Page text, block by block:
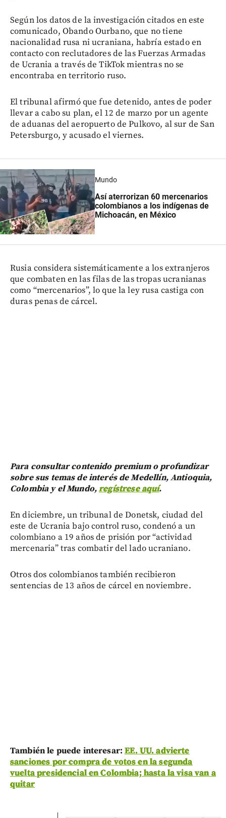
Según los datos de la investigación citados en este
comunicado, Obando Ourbano, que no tiene
nacionalidad rusa ni ucraniana, habría estado en
contacto con reclutadores de las Fuerzas Armadas
de Ucrania a través de TikTok mientras no se
encontraba en territorio ruso.
El tribunal afirmó que fue detenido, antes de poder
llevar a cabo su plan, el 12 de marzo por un agente
de aduanas del aeropuerto de Pulkovo, al sur de San
Petersburgo, y acusado el viernes.
Mundo
Así aterrorizan 60 mercenarios
colombianos a los indígenas de
Michoacán, en México
Rusia considera sistemáticamente a los extranjeros
que combaten en las filas de las tropas ucranianas
como “mercenarios”, lo que la ley rusa castiga con
duras penas de cárcel.
Para consultar contenido premium o profundizar
sobre sus temas de interés de Medellín, Antioquia,
Colombia y el Mundo,regístrese aquí.
En diciembre, un tribunal de Donetsk, ciudad del
este de Ucrania bajo control ruso, condenó a un
colombiano a 19 años de prisión por “actividad
mercenaria” tras combatir del lado ucraniano.
Otros dos colombianos también recibieron
sentencias de 13 años de cárcel en noviembre.
También le puede interesar:EE. UU. advierte
sanciones por compra de votos en la segunda
vuelta presidencial en Colombia; hasta la visa van a
quitar